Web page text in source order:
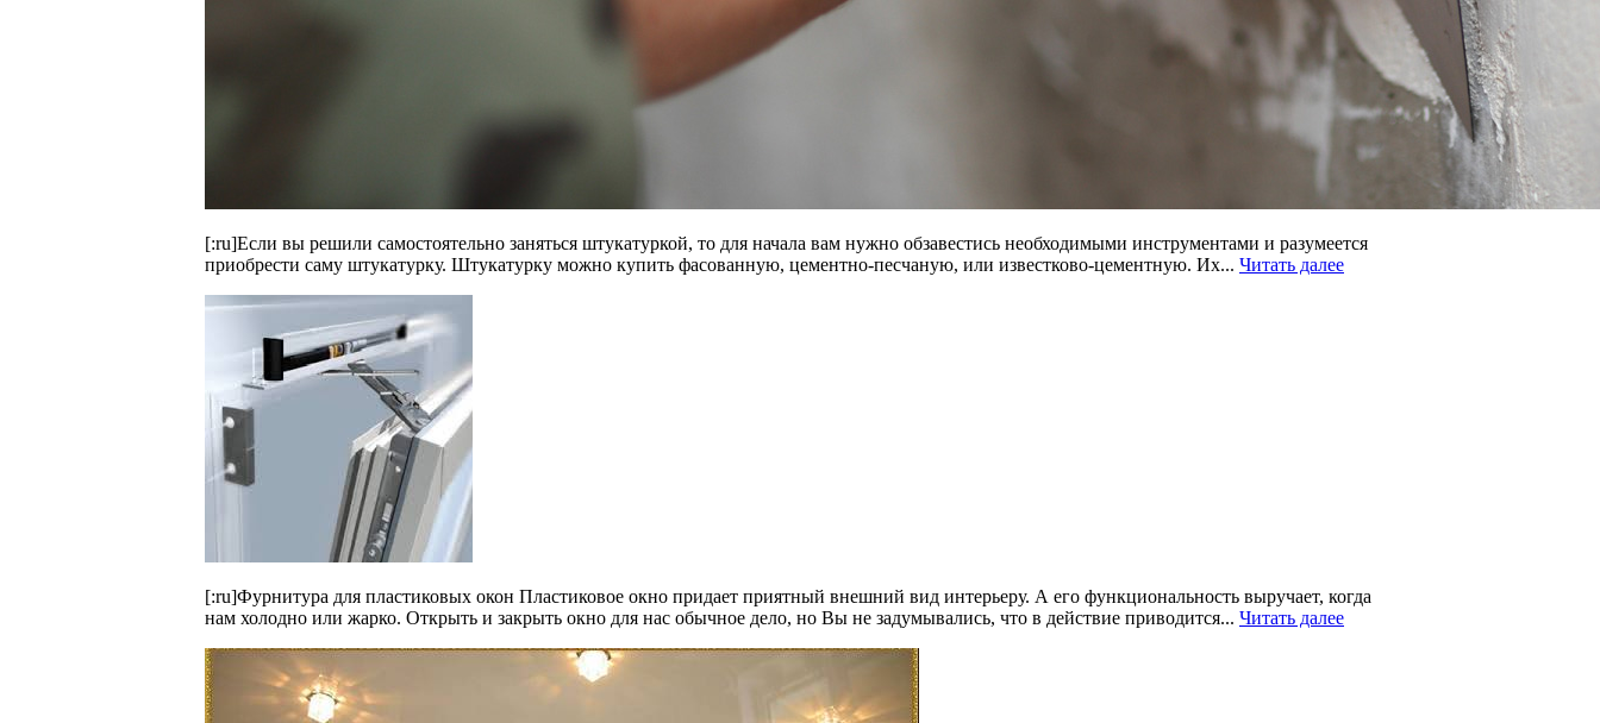
[:ru]Если вы решили самостоятельно заняться штукатуркой, то для начала вам нужно обзавестись необходимыми инструментами и разумеется
приобрести саму штукатурку. Штукатурку можно купить фасованную, цементно-песчаную, или известково-цементную. Их... Читать далее
[:ru]Фурнитура для пластиковых окон Пластиковое окно придает приятный внешний вид интерьеру. А его функциональность выручает, когда
нам холодно или жарко. Открыть и закрыть окно для нас обычное дело, но Вы не задумывались, что в действие приводится... Читать далее